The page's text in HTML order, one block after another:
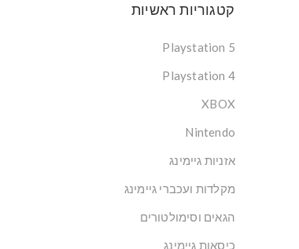
קטגוריות ראשיות
Playstation 5
Playstation 4
XBOX
Nintendo
אזניות גיימינג
מקלדות ועכברי גיימינג
הגאים וסימולטורים
כיסאות גיימינג